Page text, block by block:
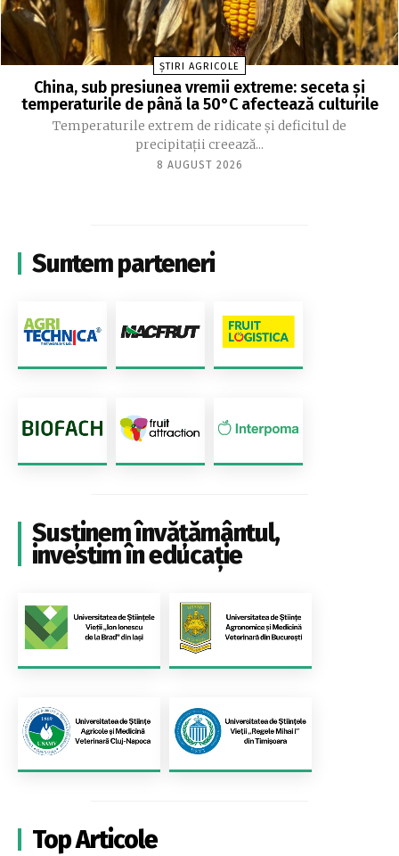
ȘTIRI AGRICOLE
China, sub presiunea vremii extreme: seceta și
temperaturile de până la 50°C afectează culturile
Temperaturile extrem de ridicate și deficitul de
precipitații creează...
8 AUGUST 2026
Suntem parteneri
Susținem învățământul,
investim în educație
Top Articole